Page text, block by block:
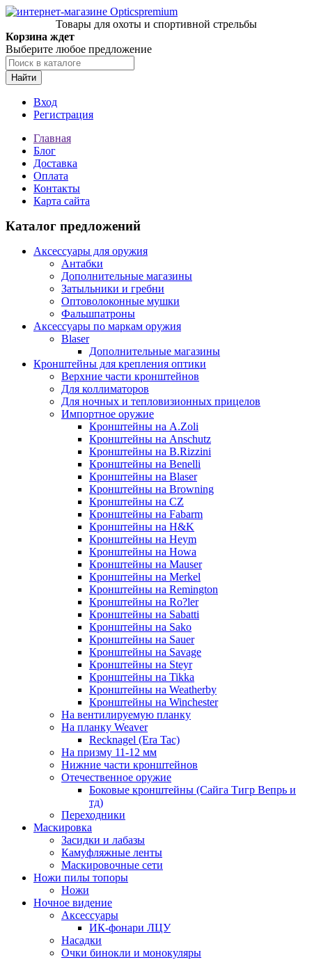
Товары для охоты и спортивной стрельбы
Корзина ждет
Выберите любое предложение
Найти
Вход
Регистрация
Главная
Блог
Доставка
Оплата
Контакты
Карта сайта
Каталог предложений
Аксессуары для оружия
Антабки
Дополнительные магазины
Затыльники и гребни
Оптоволоконные мушки
Фальшпатроны
Аксессуары по маркам оружия
Blaser
Дополнительные магазины
Кронштейны для крепления оптики
Верхние части кронштейнов
Для коллиматоров
Для ночных и тепловизионных прицелов
Импортное оружие
Кронштейны на A.Zoli
Кронштейны на Anschutz
Кронштейны на B.Rizzini
Кронштейны на Benelli
Кронштейны на Blaser
Кронштейны на Browning
Кронштейны на CZ
Кронштейны на Fabarm
Кронштейны на H&K
Кронштейны на Heym
Кронштейны на Howa
Кронштейны на Mauser
Кронштейны на Merkel
Кронштейны на Remington
Кронштейны на Ro?ler
Кронштейны на Sabatti
Кронштейны на Sako
Кронштейны на Sauer
Кронштейны на Savage
Кронштейны на Steyr
Кронштейны на Tikka
Кронштейны на Weatherby
Кронштейны на Winchester
На вентилируемую планку
На планку Weaver
Recknagel (Era Tac)
На призму 11-12 мм
Нижние части кронштейнов
Отечественное оружие
Боковые кронштейны (Сайга Тигр Вепрь и
тд)
Переходники
Маскировка
Засидки и лабазы
Камуфляжные ленты
Маскировочные сети
Ножи пилы топоры
Ножи
Ночное видение
Аксессуары
ИК-фонари ЛЦУ
Насадки
Очки бинокли и монокуляры